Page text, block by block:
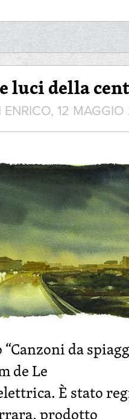
luci della
ENRICO, 12
da
de Le
È stato
prodotto